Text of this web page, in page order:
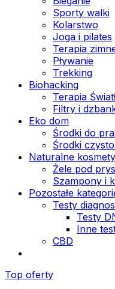
Sporty walki
Kolarstwo
Joga i pilates
Terapia
Pływanie
Trekking
Biohacking
Terapia
Filtry i
Eko dom
Środki do
Środki
Naturalne
Żele pod
Szampony i
Pozostałe
Testy
Testy
Inne
CBD
Top oferty